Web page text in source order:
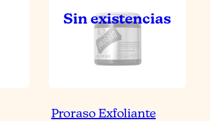
Proraso Exfoliante